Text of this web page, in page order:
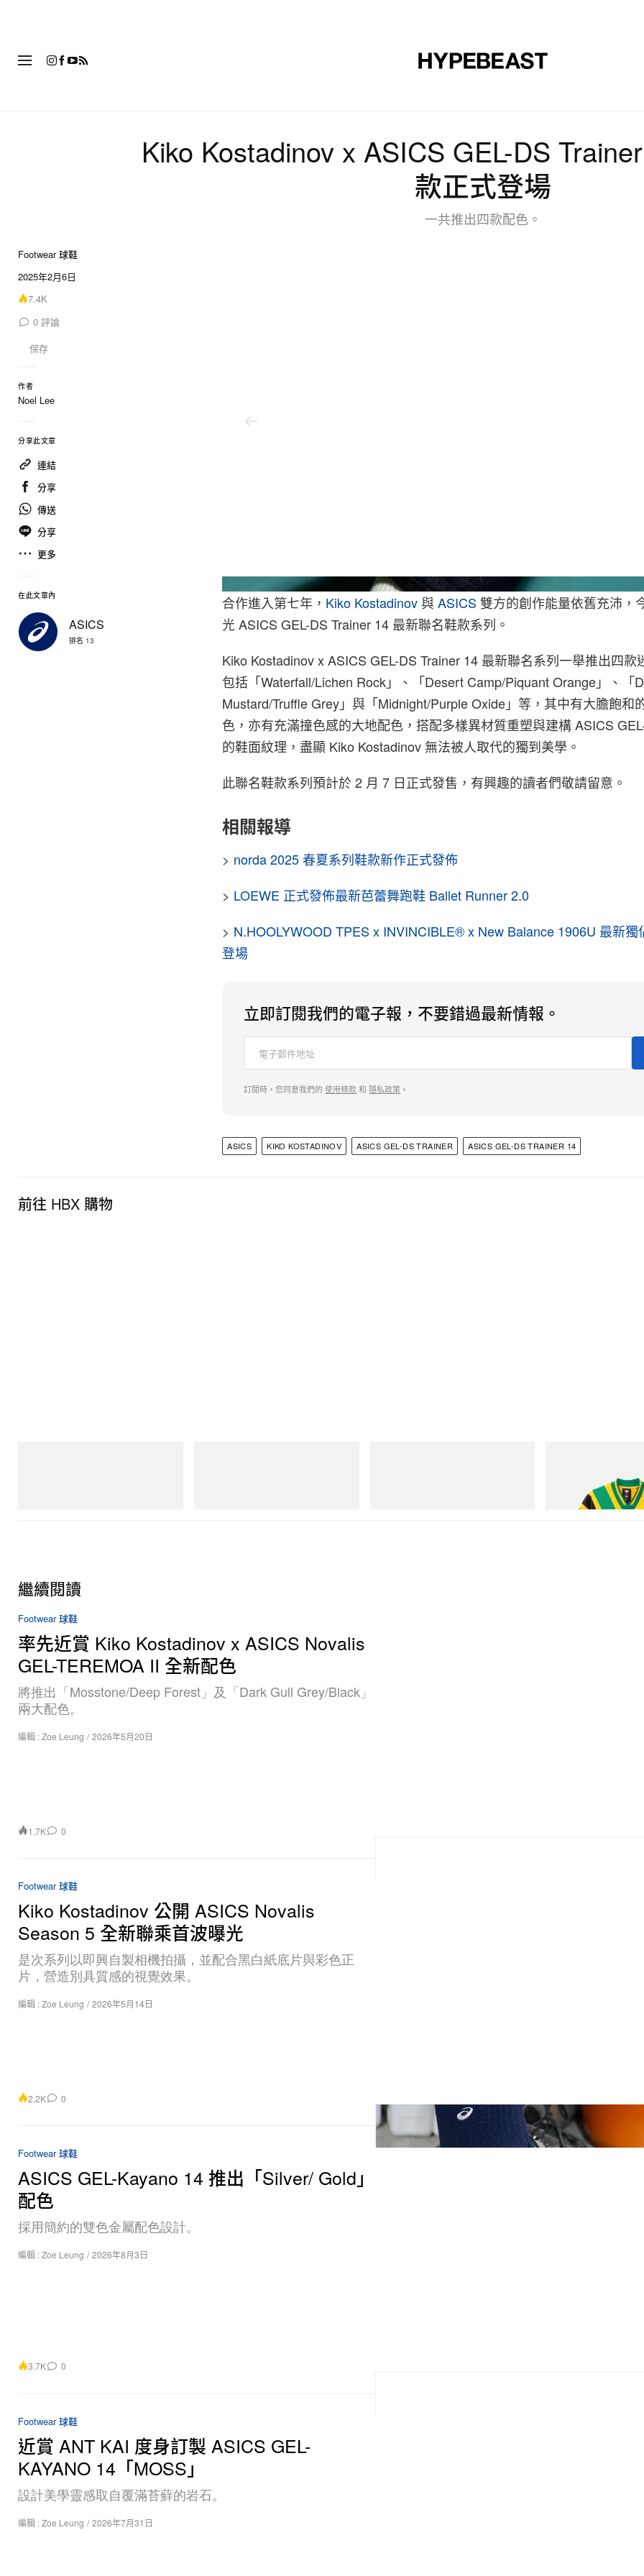
Kiko Kostadinov x ASICS GEL-DS
款正式登場
一共推出四款配色。
Footwear 球鞋
2025年2月6日
7.4K
0 評論
保存
作者
Noel Lee
分享此文章
連結
分享
傳送
分享
更多
在此文章內
ASICS
排名 13
合作進入第七年， Kiko Kostadinov 與ASICS 雙方的創作能量依舊充沛，
光 ASICS GEL-DS Trainer 14 最新聯名鞋款系列。
Kiko Kostadinov x ASICS GEL-DS Trainer 14 最新聯名系列一舉推出四款
包括「Waterfall/Lichen Rock」、「Desert Camp/Piquant Orange」、「
Mustard/Truffle Grey」與「Midnight/Purple Oxide」等，其中有大膽飽和
色，亦有充滿撞色感的大地配色，搭配多樣異材質重塑與建構 ASICS
的鞋面紋理，盡顯 Kiko Kostadinov 無法被人取代的獨到美學。
此聯名鞋款系列預計於 2 月 7 日正式發售，有興趣的讀者們敬請留意。
相關報導
> norda 2025 春夏系列鞋款新作正式發佈
> LOEWE 正式發佈最新芭蕾舞跑鞋 Ballet Runner 2.0
> N.HOOLYWOOD TPES x INVINCIBLE®︎ x New Balance 1906U 最新獨
登場
立即訂閱我們的電子報，不要錯過最新情報。
訂閱時，您同意我們的使用條款和 隱私政策 。
ASICS KIKO KOSTADINOV ASICS GEL-DS TRAINER ASICS GEL-DS TRAINER 14
前往 HBX 購物
繼續閱讀
Footwear 球鞋
率先近賞 Kiko Kostadinov x ASICS Novalis
GEL-TEREMOA II 全新配色
將推出「Mosstone/Deep Forest」及「Dark Gull Grey/Black」
兩大配色。
編輯 :Zoe Leung / 2026年5月20日
1.7K 0
Footwear 球鞋
Kiko Kostadinov 公開 ASICS Novalis
Season 5 全新聯乘首波曝光
是次系列以即興自製相機拍攝，並配合黑白紙底片與彩色正
片，營造別具質感的視覺效果。
編輯 :Zoe Leung / 2026年5月14日
2.2K 0
Footwear 球鞋
ASICS GEL-Kayano 14 推出「Silver/ Gold」
配色
採用簡約的雙色金屬配色設計。
編輯 :Zoe Leung / 2026年8月3日
3.7K 0
Footwear 球鞋
近賞 ANT KAI 度身訂製 ASICS GEL-
KAYANO 14「MOSS」
設計美學靈感取自覆滿苔蘚的岩石。
編輯 :Zoe Leung / 2026年7月31日